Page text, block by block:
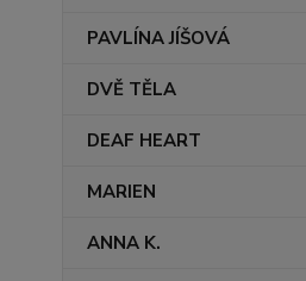
PAVLÍNA JÍŠOVÁ
DVĚ TĚLA
DEAF HEART
MARIEN
ANNA K.